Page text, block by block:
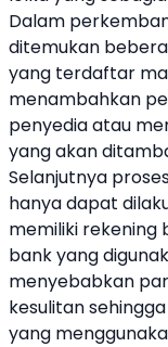
Dalam
ditemukan
yang terdaftar
menambahkan
penyedia atau
yang akan
Selanjutnya
hanya dapat
memiliki rekening
bank yang
menyebabkan
kesulitan
yang